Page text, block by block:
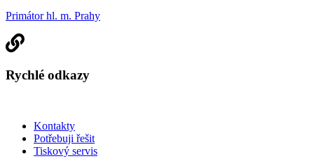
Primátor hl. m. Prahy
Rychlé odkazy
Kontakty
Potřebuji řešit
Tiskový servis